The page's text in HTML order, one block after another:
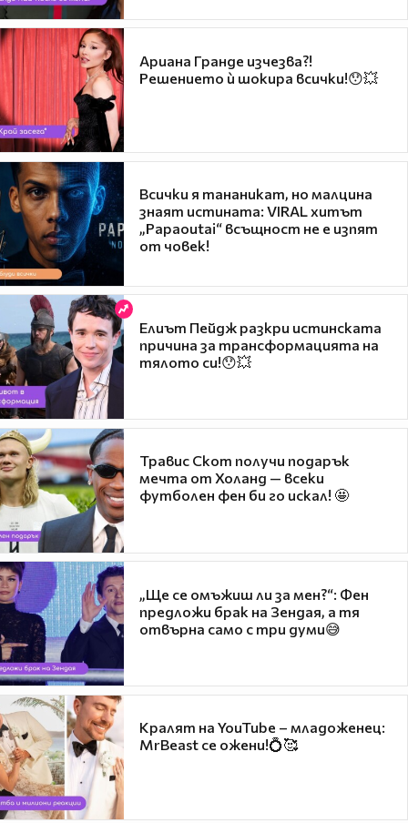
Ариана Гранде изчезва?!
Решението ѝ шокира всички!😯💥
Всички я тананикат, но малцина
знаят истината: VIRAL хитът
„Papaoutai“ всъщност не е изпят
от човек!
Елиът Пейдж разкри истинската
причина за трансформацията на
тялото си!😯💥
Травис Скот получи подарък
мечта от Холанд — всеки
футболен фен би го искал! 🤩
„Ще се омъжиш ли за мен?“: Фен
предложи брак на Зендая, а тя
отвърна само с три думи😅
Кралят на YouTube – младоженец:
MrBeast се ожени!💍🥰